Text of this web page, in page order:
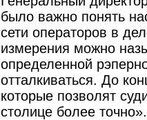
было важно понять
сети операторов в
измерения можно
определенной
отталкиваться. До
которые позволят
столице более точно».